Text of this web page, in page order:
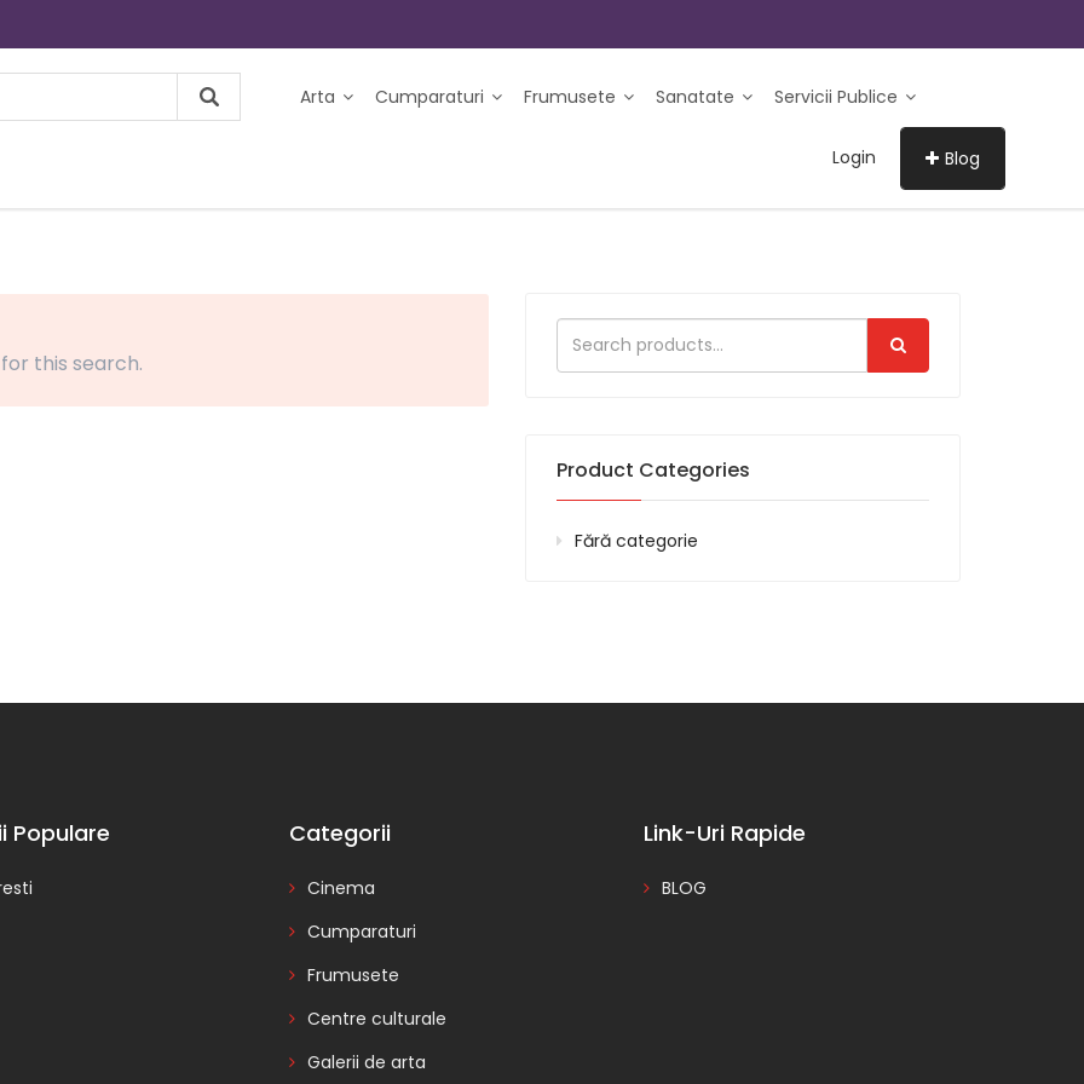
Arta Cumparaturi Frumusete Sanatate Servicii Publice
Login Blog
this search.
Product Categories
Fără categorie
Populare Categorii
Cinema
Cumparaturi
Frumusete
Centre culturale
Galerii de arta
Link-Uri Rapide
BLOG